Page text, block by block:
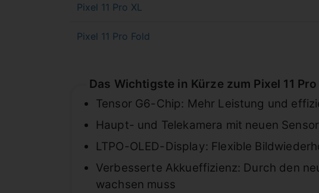
Pixel 11 Pro XL
Pixel 11 Pro Fold
Das Wichtigste in Kürze zum Pixel 11 Pro
Tensor G6-Chip: Mehr Leistung und
Haupt- und Telekamera mit neuen
LTPO-OLED-Display: Flexible
Verbesserte Akkueffizienz: Durch den
wachsen muss